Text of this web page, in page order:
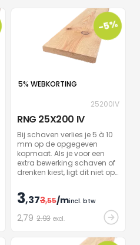
-5%
5% WEBKORTING
25200IV
RNG 25X200 IV
Bij schaven verlies je 5 à 10
mm op de opgegeven
kopmaat. Als je voor een
extra bewerking schaven of
drenken kiest, ligt dit niet op
hoogte van zodra je hout
bewerkt is.
3,373,55/mincl. btw
2,79 2.93 excl.